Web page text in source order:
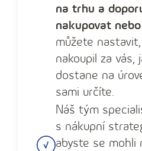
na trhu a
nakupovat
můžete
nakoupil za vás,
dostane na
sami určíte.
Náš tým
s nákupní
abyste se mohli